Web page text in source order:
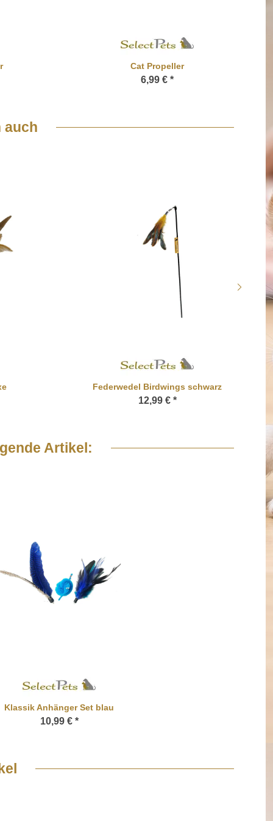
Cat Propeller
6,99 € *
auch
Federwedel Birdwings schwarz
12,99 € *
Artikel:
Klassik Anhänger Set blau
10,99 € *